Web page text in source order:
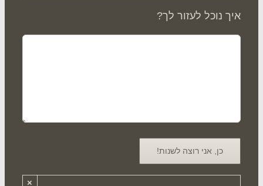
נוכל לעזור לך?